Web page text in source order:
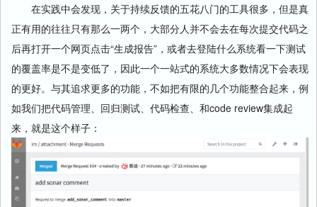
在实践中会发现，关于持续反馈的五花八门的工具很多，但是真
正有用的往往只有那么一两个，大部分人并不会去在每次提交代码之
后再打开一个网页点击“生成报告”，或者去登陆什么系统看一下测试
的覆盖率是不是变低了，因此一个一站式的系统大多数情况下会表现
的更好。与其追求更多的功能，不如把有限的几个功能整合起来，例
如我们把代码管理、回归测试、代码检查、和code review集成起
来，就是这个样子：